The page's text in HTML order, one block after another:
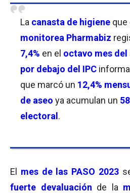
La canasta de higiene que
monitorea Pharmabiz
7,4% en el octavo mes del
por debajo del IPC
que marcó un 12,4%
de aseo ya acumulan un
electoral .
El mes de las PASO 2023
fuerte devaluación de la